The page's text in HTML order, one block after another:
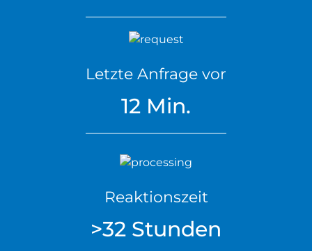
Letzte Anfrage vor
12 Min.
Reaktionszeit
>32 Stunden